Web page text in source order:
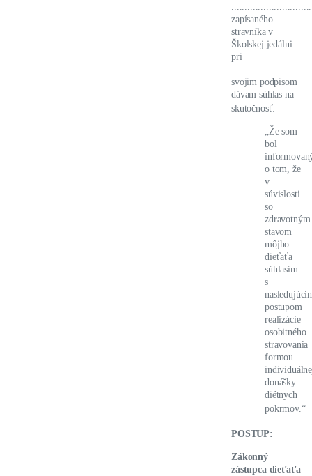
zapísaného
stravníka v
Školskej jedálni
pri
svojim podpisom
dávam súhlas na
skutočnosť:
„Že som
bol
o tom, že
v
súvislosti
so
zdravotným
stavom
môjho
dieťaťa
súhlasím
s
postupom
realizácie
osobitného
stravovania
formou
donášky
diétnych
pokrmov.“
POSTUP:
Zákonný
zástupca dieťaťa